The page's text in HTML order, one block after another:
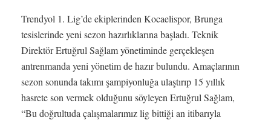
Trendyol 1. Lig’de ekiplerinden Kocaelispor, Brunga
tesislerinde yeni sezon hazırlıklarına başladı. Teknik
Direktör Ertuğrul Sağlam yönetiminde gerçekleşen
antrenmanda yeni yönetim de hazır bulundu. Amaçlarının
sezon sonunda takımı şampiyonluğa ulaştırıp 15 yıllık
hasrete son vermek olduğunu söyleyen Ertuğrul Sağlam,
“Bu doğrultuda çalışmalarımız lig bittiği an itibarıyla